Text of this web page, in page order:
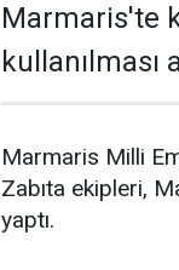
Marmaris'te
Marmaris Milli
Zabıta ekipleri,
yaptı.